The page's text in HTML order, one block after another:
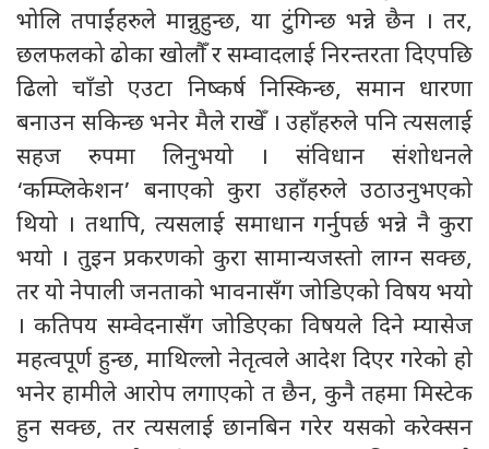
भोलि तपाईंहरुले मान्नुहुन्छ, या टुंगिन्छ भन्ने छैन । तर,
छलफलको ढोका खोलौँ र सम्वादलाई निरन्तरता दिएपछि
ढिलो चाँडो एउटा निष्कर्ष निस्किन्छ, समान धारणा
बनाउन सकिन्छ भनेर मैले राखेँ । उहाँहरुले पनि त्यसलाई
सहज रुपमा लिनुभयो । संविधान संशोधनले
‘कम्प्लिकेशन’ बनाएको कुरा उहाँहरुले उठाउनुभएको
थियो । तथापि, त्यसलाई समाधान गर्नुपर्छ भन्ने नै कुरा
भयो । तुइन प्रकरणको कुरा सामान्यजस्तो लाग्न सक्छ,
तर यो नेपाली जनताको भावनासँग जोडिएको विषय भयो
। कतिपय सम्वेदनासँग जोडिएका विषयले दिने म्यासेज
महत्वपूर्ण हुन्छ, माथिल्लो नेतृत्वले आदेश दिएर गरेको हो
भनेर हामीले आरोप लगाएको त छैन, कुनै तहमा मिस्टेक
हुन सक्छ, तर त्यसलाई छानबिन गरेर यसको करेक्सन